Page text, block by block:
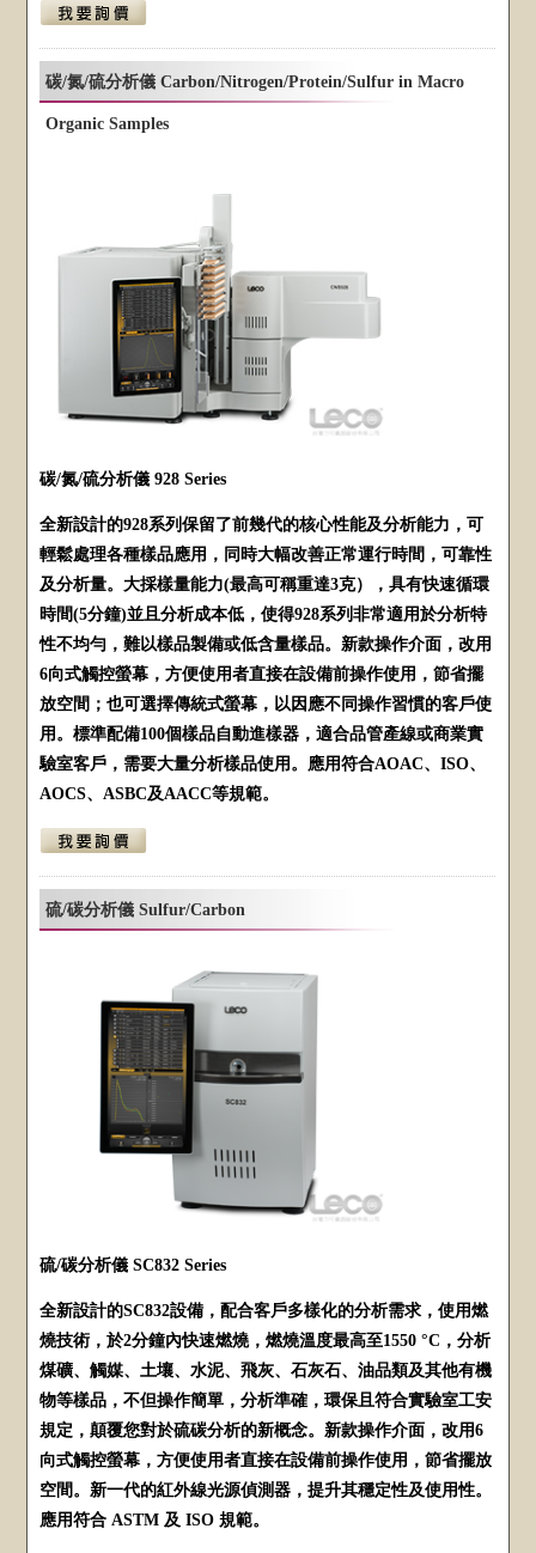
碳/氮/硫分析儀 Carbon/Nitrogen/Protein/Sulfur in Macro
Organic Samples
碳/氮/硫分析儀 928 Series
全新設計的928系列保留了前幾代的核心性能及分析能力，可
輕鬆處理各種樣品應用，同時大幅改善正常運行時間，可靠性
及分析量。大採樣量能力(最高可稱重達3克），具有快速循環
時間(5分鐘)並且分析成本低，使得928系列非常適用於分析特
性不均勻，難以樣品製備或低含量樣品。新款操作介面，改用
6向式觸控螢幕，方便使用者直接在設備前操作使用，節省擺
放空間；也可選擇傳統式螢幕，以因應不同操作習慣的客戶使
用。標準配備100個樣品自動進樣器，適合品管產線或商業實
驗室客戶，需要大量分析樣品使用。應用符合AOAC、ISO、
AOCS、ASBC及AACC等規範。
硫/碳分析儀 Sulfur/Carbon
硫/碳分析儀 SC832 Series
全新設計的SC832設備，配合客戶多樣化的分析需求，使用燃
燒技術，於2分鐘內快速燃燒，燃燒溫度最高至1550 °C，分析
煤礦、觸媒、土壤、水泥、飛灰、石灰石、油品類及其他有機
物等樣品，不但操作簡單，分析準確，環保且符合實驗室工安
規定，顛覆您對於硫碳分析的新概念。新款操作介面，改用6
向式觸控螢幕，方便使用者直接在設備前操作使用，節省擺放
空間。新一代的紅外線光源偵測器，提升其穩定性及使用性。
應用符合 ASTM 及 ISO 規範。